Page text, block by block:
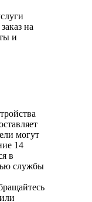
на
и
могут
14
в
службы